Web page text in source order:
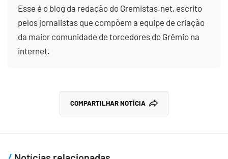
Esse é o blog da redação do Gremistas.net, escrito
pelos jornalistas que compõem a equipe de criação
da maior comunidade de torcedores do Grêmio na
internet.
COMPARTILHAR NOTÍCIA